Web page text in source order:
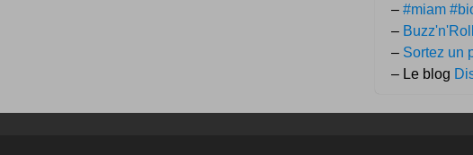
– #miam
–
– Sortez un
– Le blog